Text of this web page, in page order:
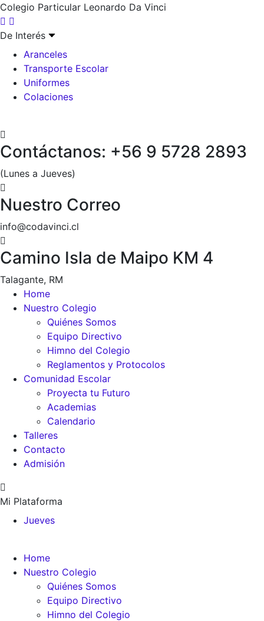
Colegio Particular Leonardo Da Vinci
De Interés
Aranceles
Transporte Escolar
Uniformes
Colaciones
Contáctanos: +56 9 5728 2893
(Lunes a Jueves)
Nuestro Correo
info@codavinci.cl
Camino Isla de Maipo KM 4
Talagante, RM
Home
Nuestro Colegio
Quiénes Somos
Equipo Directivo
Himno del Colegio
Reglamentos y Protocolos
Comunidad Escolar
Proyecta tu Futuro
Academias
Calendario
Talleres
Contacto
Admisión
Mi Plataforma
Jueves
Home
Nuestro Colegio
Quiénes Somos
Equipo Directivo
Himno del Colegio